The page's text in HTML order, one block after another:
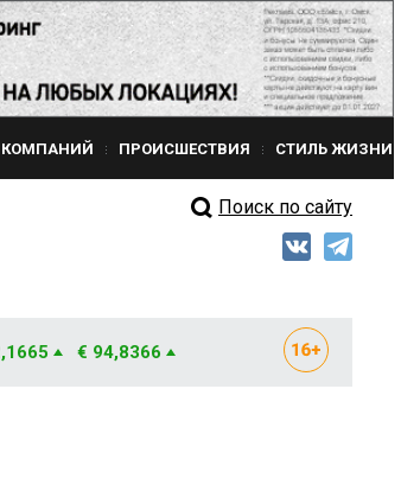
КОМПАНИЙ ПРОИСШЕСТВИЯ СТИЛЬ ЖИЗНИ
Поиск по сайту
€ 94,8366